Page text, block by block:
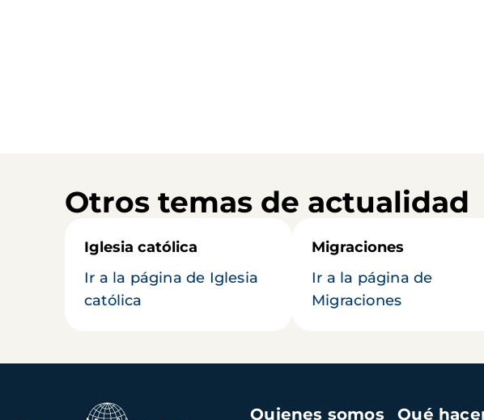
Otros temas de actualidad
Iglesia católica
Ir a la página de Iglesia
católica
Migraciones
Ir a la página de
Migraciones
Navegación
Quienes somos Qué